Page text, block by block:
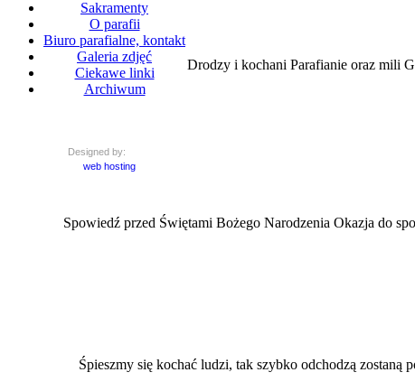
Sakramenty
O parafii
Biuro parafialne, kontakt
Galeria zdjęć
Ciekawe linki
Archiwum
Designed by:
web hosting
Drodzy i kochani Parafianie oraz mili
Spowiedź przed Świętami Bożego Narodzenia Okazja do
Śpieszmy się kochać ludzi, tak szybko odchodzą zostaną